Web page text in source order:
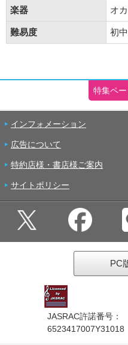
楽器 オ
難易度 初
特集ペ
インフォメーション
広告について
特約店様・書店様ご案内
サイトポリシー
PC
JASRAC許諾番号：
6523417007Y31018